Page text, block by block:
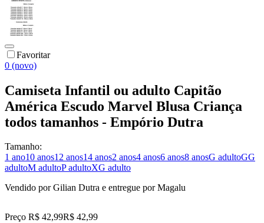
Favoritar
0 (novo)
Camiseta Infantil ou adulto Capitão
América Escudo Marvel Blusa Criança
todos tamanhos - Empório Dutra
Tamanho:
1 ano10 anos12 anos14 anos2 anos4 anos6 anos8 anosG adultoGG
adultoM adultoP adultoXG adulto
Vendido porGilian Dutra e entregue por Magalu
Preço R$ 42,99R$ 42,99